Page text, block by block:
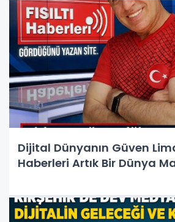
Dijital Dünyanın Güven
Haberleri Artık Bir Dünya